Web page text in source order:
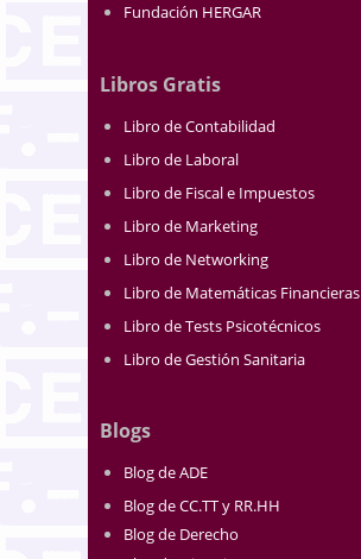
Fundación HERGAR
Libros Gratis
Libro de Contabilidad
Libro de Laboral
Libro de Fiscal e Impuestos
Libro de Marketing
Libro de Networking
Libro de Matemáticas Financieras
Libro de Tests Psicotécnicos
Libro de Gestión Sanitaria
Blogs
Blog de ADE
Blog de CC.TT y RR.HH
Blog de Derecho